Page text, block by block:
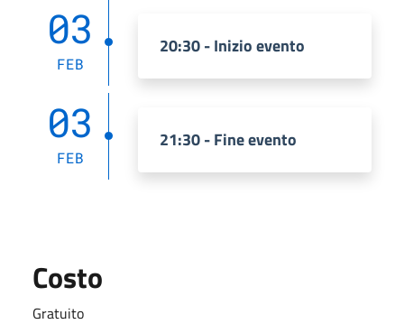
03
FEB
20:30 - Inizio evento
03
FEB
21:30 - Fine evento
Costo
Gratuito